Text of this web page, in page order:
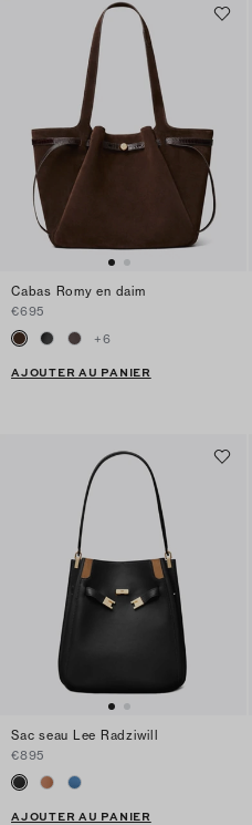
Cabas Romy en daim
€695
+6
AJOUTER AU PANIER
Sac seau Lee Radziwill
€895
AJOUTER AU PANIER